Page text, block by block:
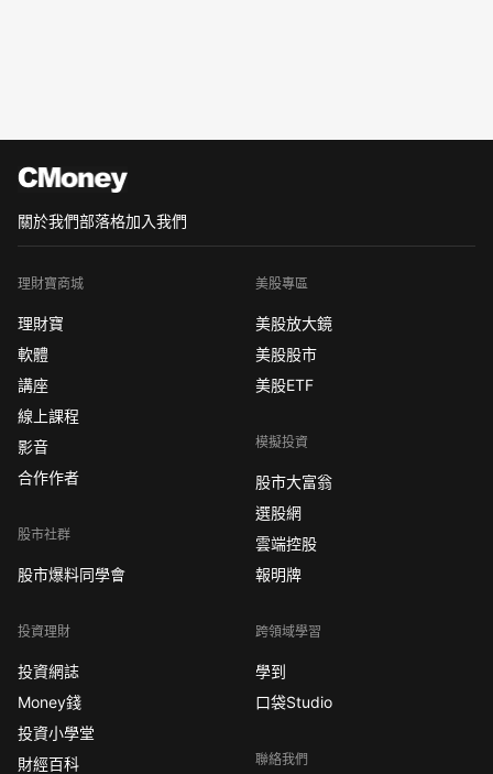
關於我們部落格加入我們
理財寶商城
理財寶
軟體
講座
線上課程
影音
合作作者
股市社群
股市爆料同學會
投資理財
投資網誌
Money錢
投資小學堂
財經百科
美股專區
美股放大鏡
美股股市
美股ETF
模擬投資
股市大富翁
選股網
雲端控股
報明牌
跨領域學習
學到
口袋Studio
聯絡我們